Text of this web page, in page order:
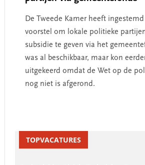
De Tweede Kamer heeft
voorstel om lokale politieke
subsidie te geven via het
was al beschikbaar, maar kon
uitgekeerd omdat de Wet op de
nog niet is afgerond.
SidebarTOPVACATURES